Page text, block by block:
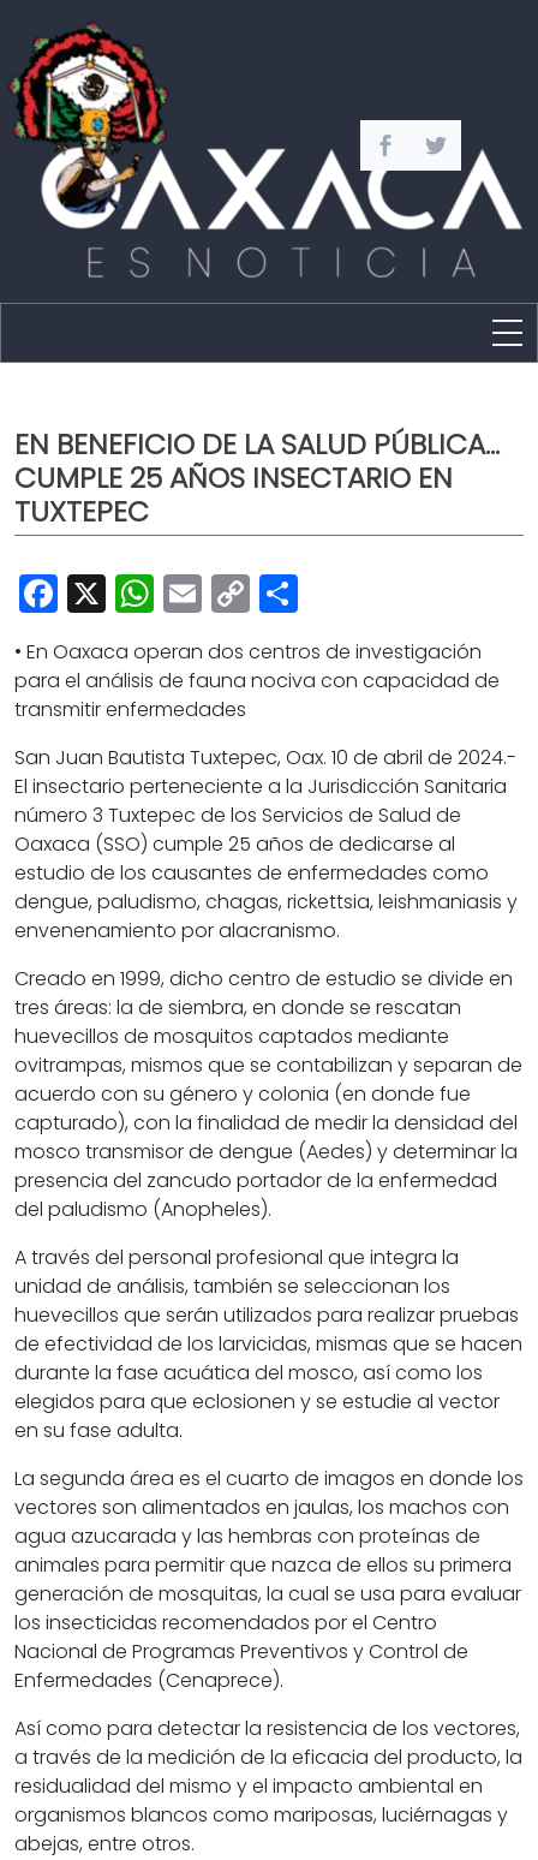
Capital
Policíaca
Cultura
Deportes
Opinión
EN BENEFICIO DE LA SALUD PÚBLICA…
CUMPLE 25 AÑOS INSECTARIO EN
TUXTEPEC
Facebook
X WhatsApp
Email
Copy
Link
• En Oaxaca operan dos centros de investigación
para el análisis de fauna nociva con capacidad de
transmitir enfermedades
San Juan Bautista Tuxtepec, Oax. 10 de abril de 2024.-
El insectario perteneciente a la Jurisdicción Sanitaria
número 3 Tuxtepec de los Servicios de Salud de
Oaxaca (SSO) cumple 25 años de dedicarse al
estudio de los causantes de enfermedades como
dengue, paludismo, chagas, rickettsia, leishmaniasis y
envenenamiento por alacranismo.
Creado en 1999, dicho centro de estudio se divide en
tres áreas: la de siembra, en donde se rescatan
huevecillos de mosquitos captados mediante
ovitrampas, mismos que se contabilizan y separan de
acuerdo con su género y colonia (en donde fue
capturado), con la finalidad de medir la densidad del
mosco transmisor de dengue (Aedes) y determinar la
presencia del zancudo portador de la enfermedad
del paludismo (Anopheles).
A través del personal profesional que integra la
unidad de análisis, también se seleccionan los
huevecillos que serán utilizados para realizar pruebas
de efectividad de los larvicidas, mismas que se hacen
durante la fase acuática del mosco, así como los
elegidos para que eclosionen y se estudie al vector
en su fase adulta.
La segunda área es el cuarto de imagos en donde los
vectores son alimentados en jaulas, los machos con
agua azucarada y las hembras con proteínas de
animales para permitir que nazca de ellos su primera
generación de mosquitas, la cual se usa para evaluar
los insecticidas recomendados por el Centro
Nacional de Programas Preventivos y Control de
Enfermedades (Cenaprece).
Así como para detectar la resistencia de los vectores,
a través de la medición de la eficacia del producto, la
residualidad del mismo y el impacto ambiental en
organismos blancos como mariposas, luciérnagas y
abejas, entre otros.